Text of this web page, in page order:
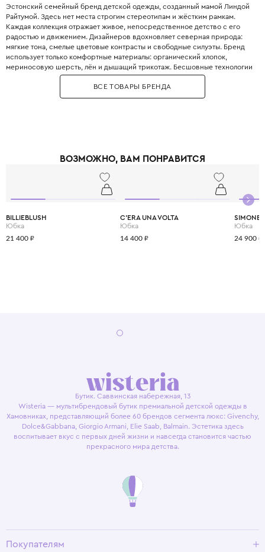
Эстонский семейный бренд детской одежды, созданный мамой Линдой
Райтумой. Здесь нет места строгим стереотипам и жёстким рамкам.
Каждая коллекция отражает живое, непосредственное детство с его
радостью и движением. Дизайнеров вдохновляет северная природа:
мягкие тона, смелые цветовые контрасты и свободные силуэты. Бренд
использует только комфортные материалы: органический хлопок,
мериносовую шерсть, лён и дышащий трикотаж. Бесшовные технологии
изготовления не раздражают нежную кожу даже во время активных игр.
Paade Mode следует принципам этичного производства и slow fashion.
Коллекции выпускаются ограниченными партиями. Эта одежда подходит
ВСЕ ТОВАРЫ БРЕНДА
ВОЗМОЖНО, ВАМ ПОНРАВИТСЯ
BILLIEBLUSH
Юбка
21 400 ₽
C'ERA UNA VOLTA
Юбка
14 400 ₽
Юбка
24 900 ₽
Бутик. Саввинская набережная, 13
Wisteria — мультибрендовый бутик премиальной детской одежды в
Хамовниках, представляющий более 60 брендов сегмента люкс: Givenchy,
Dolce&Gabbana, Giorgio Armani, Elie Saab, Balmain. Эстетика здесь
воспитывает вкус с первых дней жизни и навсегда становится частью
прекрасного мира детства.
Покупателям